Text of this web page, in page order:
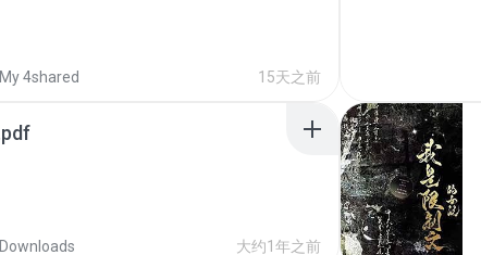
My 4shared 15天之前
Downloads 大约1年之前